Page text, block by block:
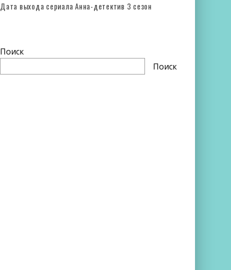
Дата выхода сериала Анна-детектив 3 сезон
Поиск
Поиск